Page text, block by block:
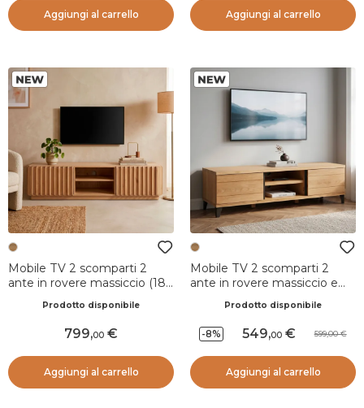
Aggiungi al carrello Aggiungi al carrello
Mobile TV 2 scomparti 2
ante in rovere massiccio (180
Prodotto disponibile
799,00
Aggiungi al carrello
Mobile TV 2 scomparti 2
ante in rovere massiccio e
NaturaleProdotto disponibile
-8% 549,00 599,00
Aggiungi al carrello